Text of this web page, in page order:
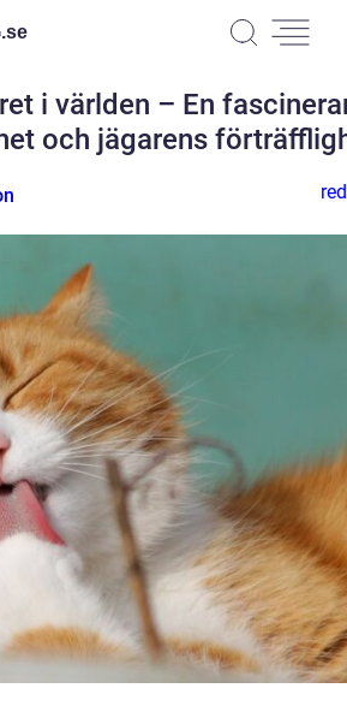
se
i världen – En
och jägarens